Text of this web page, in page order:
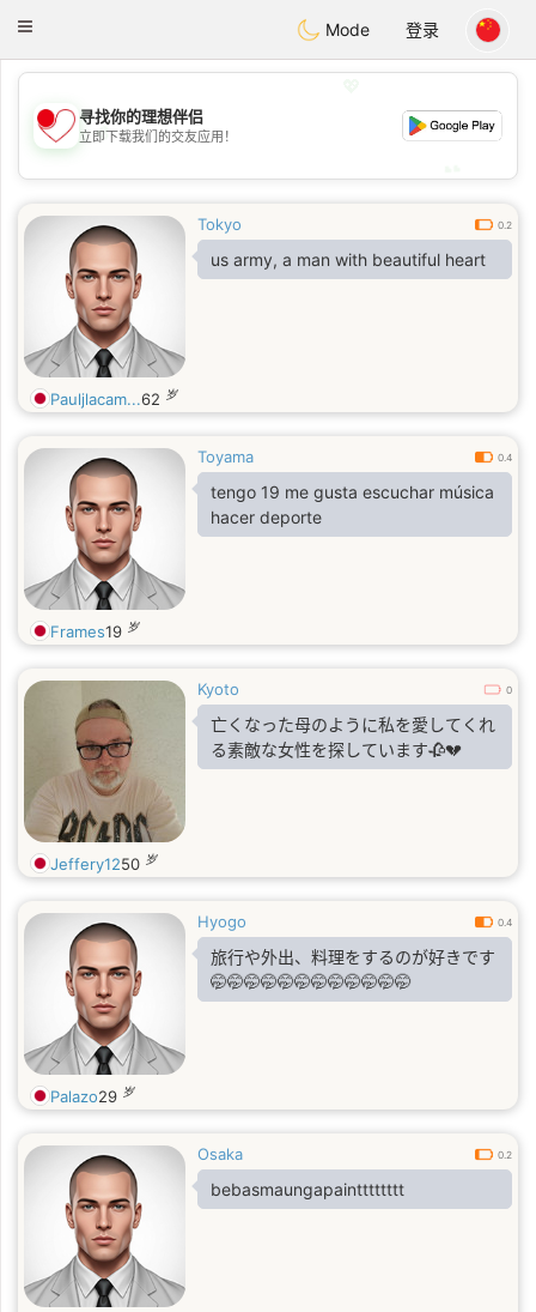
Chat
Toggle
Mode 登录
💖
💕
寻找你的理想伴侣
立即下载我们的交友应用！
Tokyo 0.2
us army, a man with beautiful heart
Pauljlacam...62 岁
Toyama 0.4
tengo 19 me gusta escuchar música
hacer deporte
Frames19 岁
Kyoto 0
亡くなった母のように私を愛してくれ
る素敵な女性を探しています🥀💔
Jeffery1250 岁
Hyogo 0.4
旅行や外出、料理をするのが好きです
🤭🤭🤭🤭🤭🤭🤭🤭🤭🤭🤭🤭
Palazo29 岁
Osaka 0.2
bebasmaungapaintttttttt